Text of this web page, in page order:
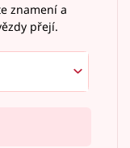
znamení a
přejí.